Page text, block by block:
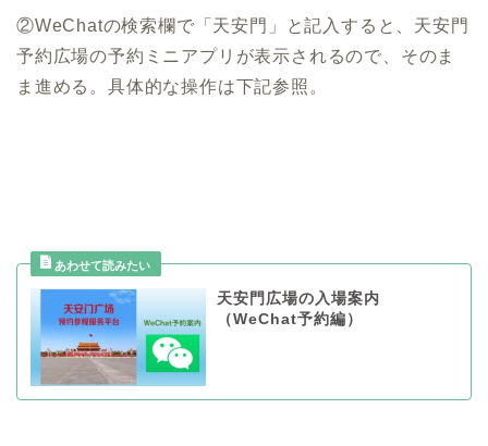
②WeChatの検索欄で「天安門」と記入すると、天安門
予約広場の予約ミニアプリが表示されるので、そのま
ま進める。具体的な操作は下記参照。
天安門広場の入場案内
（WeChat予約編）